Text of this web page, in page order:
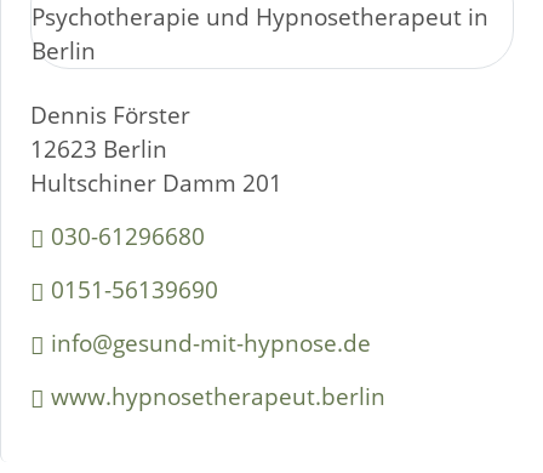
Dennis Förster
12623 Berlin
Hultschiner Damm 201
030-61296680
0151-56139690
info@gesund-mit-hypnose.de
www.hypnosetherapeut.berlin